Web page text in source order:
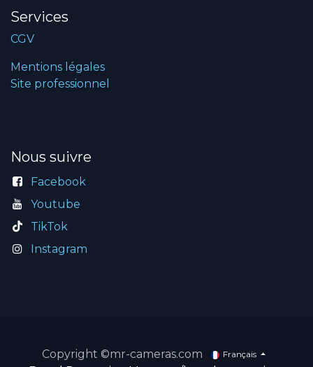
Services
CGV
Mentions légales
Site professionnel
Nous suivre
Facebook
Youtube
TikTok
Instagram
Copyright ©mr-cameras.com Français